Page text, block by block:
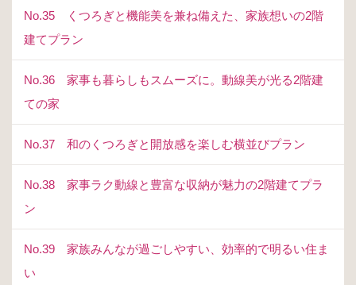
No.35 くつろぎと機能美を兼ね備えた、家族想いの2階
建てプラン
No.36 家事も暮らしもスムーズに。動線美が光る2階建
ての家
No.37 和のくつろぎと開放感を楽しむ横並びプラン
No.38 家事ラク動線と豊富な収納が魅力の2階建てプラ
ン
No.39 家族みんなが過ごしやすい、効率的で明るい住ま
い